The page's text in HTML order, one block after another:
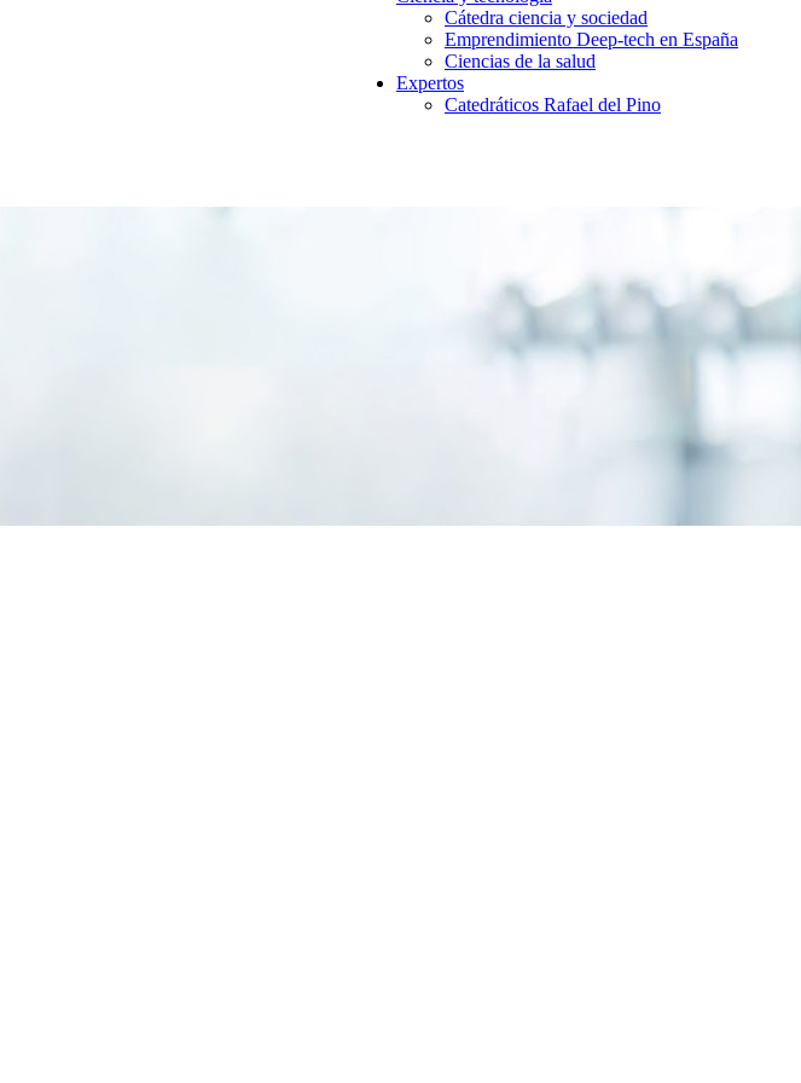
Cátedra ciencia y sociedad
Emprendimiento Deep-tech en España
Ciencias de la salud
Expertos
Catedráticos Rafael del Pino